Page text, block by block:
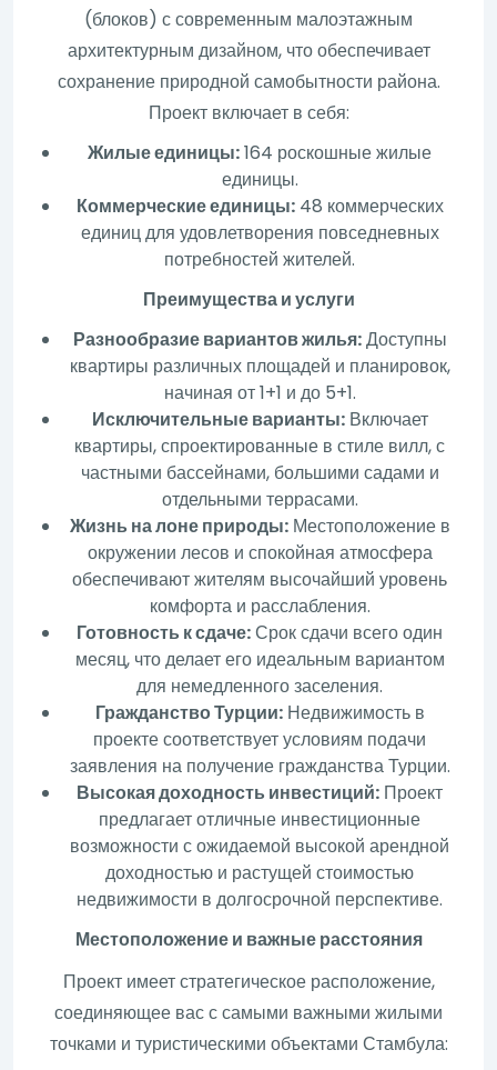
(блоков) с современным малоэтажным
архитектурным дизайном, что обеспечивает
сохранение природной самобытности района.
Проект включает в себя:
Жилые единицы:164 роскошные жилые
единицы.
Коммерческие единицы:48 коммерческих
единиц для удовлетворения повседневных
потребностей жителей.
Преимущества и услуги
Разнообразие вариантов жилья:Доступны
квартиры различных площадей и планировок,
начиная от 1+1 и до 5+1.
Исключительные варианты:Включает
квартиры, спроектированные в стиле вилл, с
частными бассейнами, большими садами и
отдельными террасами.
Жизнь на лоне природы:Местоположение в
окружении лесов и спокойная атмосфера
обеспечивают жителям высочайший уровень
комфорта и расслабления.
Готовность к сдаче:Срок сдачи всего один
месяц, что делает его идеальным вариантом
для немедленного заселения.
Гражданство Турции:Недвижимость в
проекте соответствует условиям подачи
заявления на получение гражданства Турции.
Высокая доходность инвестиций: Проект
предлагает отличные инвестиционные
возможности с ожидаемой высокой арендной
доходностью и растущей стоимостью
недвижимости в долгосрочной перспективе.
Местоположение и важные расстояния
Проект имеет стратегическое расположение,
соединяющее вас с самыми важными жилыми
точками и туристическими объектами Стамбула: